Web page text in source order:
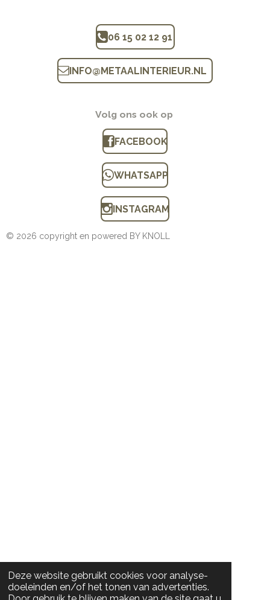
Deze website gebruikt cookies voor analyse-
doeleinden en/of het tonen van advertenties.
06 15 02 12 91
INFO@METAALINTERIEUR.NL
Volg ons ook op
FACEBOOK
WHATSAPP
INSTAGRAM
© 2026 copyright en powered BY KNOLL